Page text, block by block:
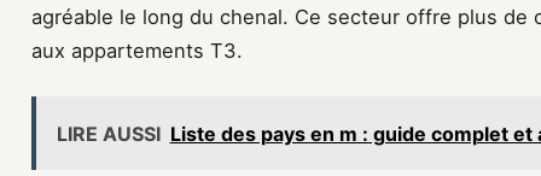
agréable le long du chenal. Ce secteur offre plus de
aux appartements T3.
LIRE AUSSI Liste des pays en m : guide complet